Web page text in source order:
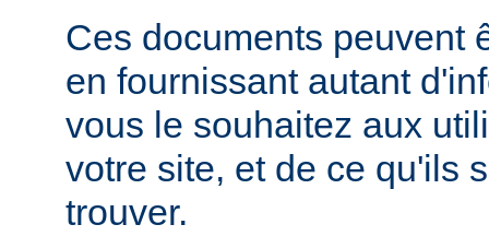
Ces documents peuvent
en fournissant autant
vous le souhaitez aux
votre site, et de ce qu'ils
trouver.